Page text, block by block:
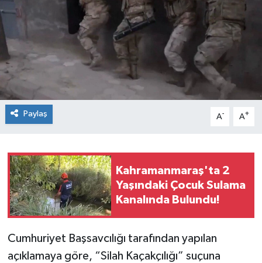
Paylaş A- A+
Kahramanmaraş'ta 2
Yaşındaki Çocuk Sulama
Kanalında Bulundu!
Cumhuriyet Başsavcılığı tarafından yapılan
açıklamaya göre, “Silah Kaçakçılığı” suçuna